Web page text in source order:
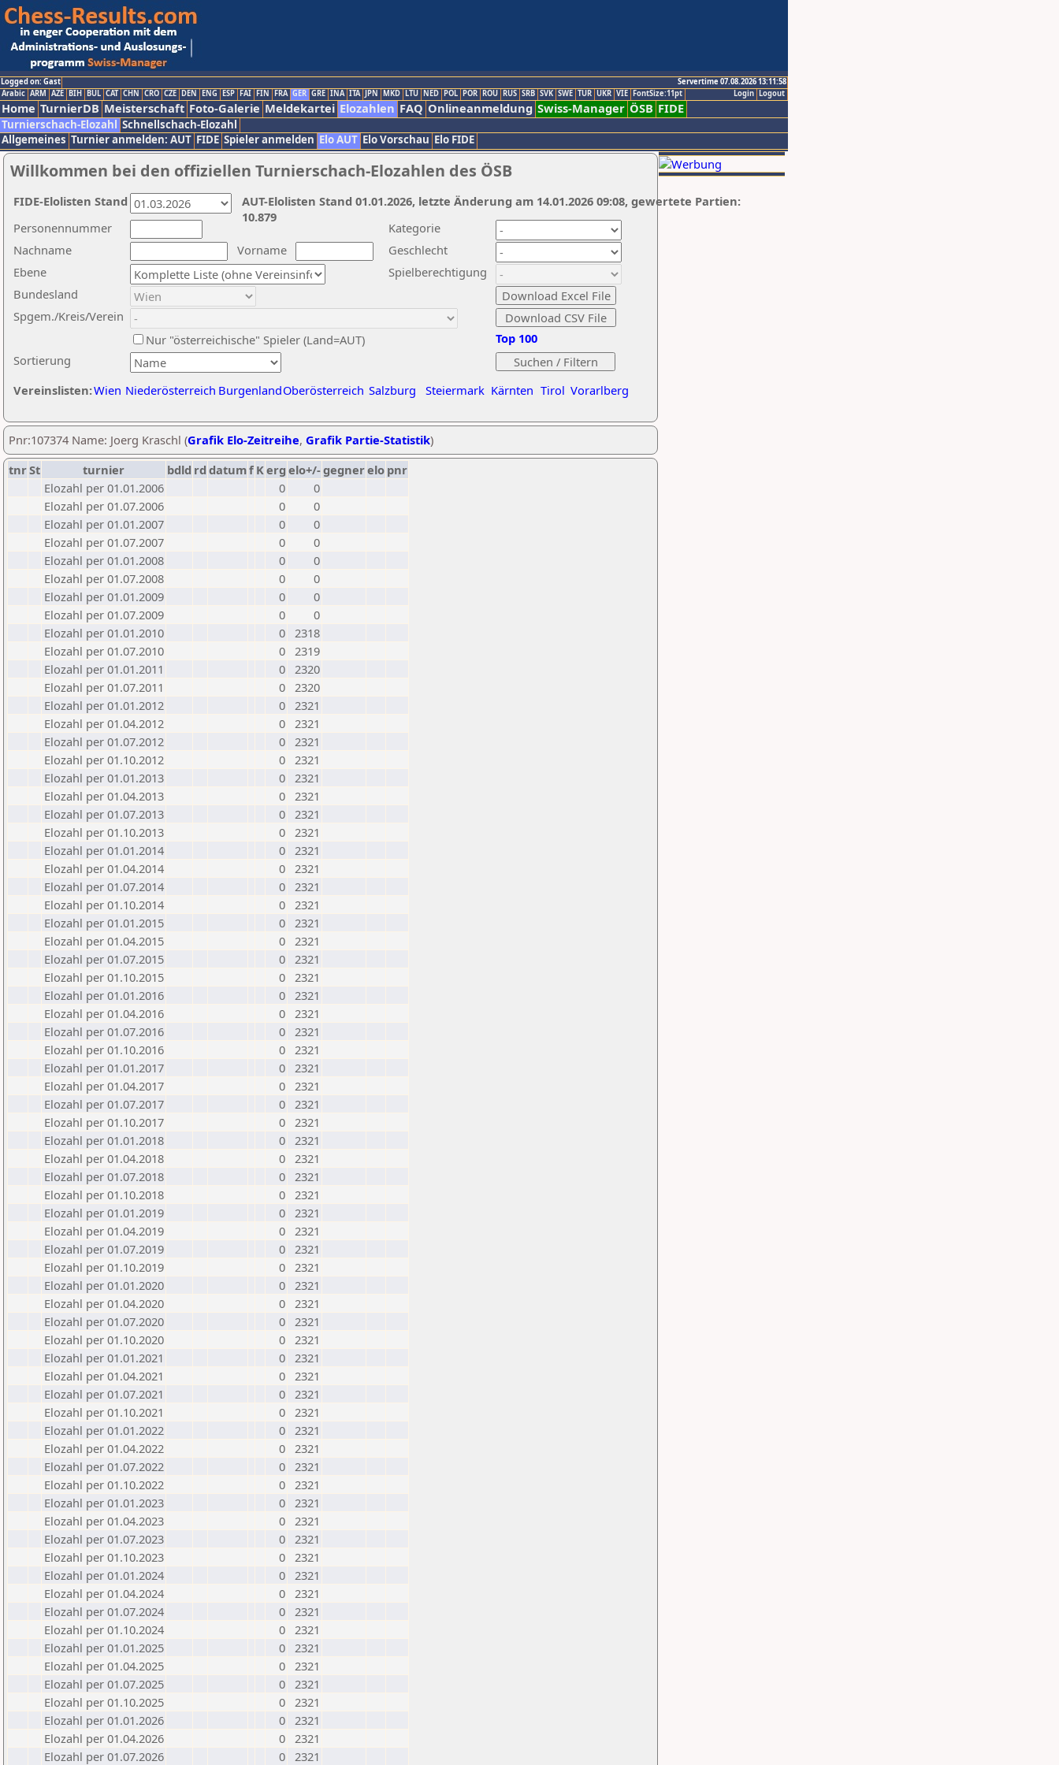
Logged on: Gast
Servertime 07.08.2026 13:11:58
Logout
Login
Arabic ARM AZE BIH BUL CAT CHN CRO CZE DEN ENG ESP FAI FIN FRA GER GRE INA ITA JPN MKD LTU NED POL POR ROU RUS SRB SVK SWE TUR UKR VIE FontSize:11pt
Home TurnierDB Meisterschaft Foto-Galerie Meldekartei Elozahlen FAQ Onlineanmeldung Swiss-Manager ÖSB FIDE
Turnierschach-Elozahl Schnellschach-Elozahl
Allgemeines Turnier anmelden: AUT FIDE Spieler anmelden Elo AUT Elo Vorschau Elo FIDE
Willkommen bei den offiziellen Turnierschach-Elozahlen des ÖSB
Nachname
Vorname
Ebene
Kategorie
Sortierung
Personennummer
Bundesland
Spgem./Kreis/Verein
Geschlecht
Nur "österreichische" Spieler (Land=AUT)
Spielberechtigung
Vereinslisten:Wien Niederösterreich BurgenlandOberösterreich Salzburg Steiermark Kärnten Tirol Vorarlberg
Top 100
AUT-Elolisten Stand 01.01.2026, letzte Änderung am 14.01.2026 09:08, gewertete Partien:
10.879
FIDE-Elolisten Stand
Pnr:107374 Name: Joerg Kraschl (Grafik Elo-Zeitreihe, Grafik Partie-Statistik)
tnrSt turnier bdld rd datumf Kerg elo+/-gegnerelo pnr
Elozahl per 01.01.2006
0
0
Elozahl per 01.07.2006
0
0
Elozahl per 01.01.2007
0
0
Elozahl per 01.07.2007
0
0
Elozahl per 01.01.2008
0
0
Elozahl per 01.07.2008
0
0
Elozahl per 01.01.2009
0
0
Elozahl per 01.07.2009
0
0
Elozahl per 01.01.2010
0 2318
Elozahl per 01.07.2010
0 2319
Elozahl per 01.01.2011
0 2320
Elozahl per 01.07.2011
0 2320
Elozahl per 01.01.2012
0 2321
Elozahl per 01.04.2012
0 2321
Elozahl per 01.07.2012
0 2321
Elozahl per 01.10.2012
0 2321
Elozahl per 01.01.2013
0 2321
Elozahl per 01.04.2013
0 2321
Elozahl per 01.07.2013
0 2321
Elozahl per 01.10.2013
0 2321
Elozahl per 01.01.2014
0 2321
Elozahl per 01.04.2014
0 2321
Elozahl per 01.07.2014
0 2321
Elozahl per 01.10.2014
0 2321
Elozahl per 01.01.2015
0 2321
Elozahl per 01.04.2015
0 2321
Elozahl per 01.07.2015
0 2321
Elozahl per 01.10.2015
0 2321
Elozahl per 01.01.2016
0 2321
Elozahl per 01.04.2016
0 2321
Elozahl per 01.07.2016
0 2321
Elozahl per 01.10.2016
0 2321
Elozahl per 01.01.2017
0 2321
Elozahl per 01.04.2017
0 2321
Elozahl per 01.07.2017
0 2321
Elozahl per 01.10.2017
0 2321
Elozahl per 01.01.2018
0 2321
Elozahl per 01.04.2018
0 2321
Elozahl per 01.07.2018
0 2321
Elozahl per 01.10.2018
0 2321
Elozahl per 01.01.2019
0 2321
Elozahl per 01.04.2019
0 2321
Elozahl per 01.07.2019
0 2321
Elozahl per 01.10.2019
0 2321
Elozahl per 01.01.2020
0 2321
Elozahl per 01.04.2020
0 2321
Elozahl per 01.07.2020
0 2321
Elozahl per 01.10.2020
0 2321
Elozahl per 01.01.2021
0 2321
Elozahl per 01.04.2021
0 2321
Elozahl per 01.07.2021
0 2321
Elozahl per 01.10.2021
0 2321
Elozahl per 01.01.2022
0 2321
Elozahl per 01.04.2022
0 2321
Elozahl per 01.07.2022
0 2321
Elozahl per 01.10.2022
0 2321
Elozahl per 01.01.2023
0 2321
Elozahl per 01.04.2023
0 2321
Elozahl per 01.07.2023
0 2321
Elozahl per 01.10.2023
0 2321
Elozahl per 01.01.2024
0 2321
Elozahl per 01.04.2024
0 2321
Elozahl per 01.07.2024
0 2321
Elozahl per 01.10.2024
0 2321
Elozahl per 01.01.2025
0 2321
Elozahl per 01.04.2025
0 2321
Elozahl per 01.07.2025
0 2321
Elozahl per 01.10.2025
0 2321
Elozahl per 01.01.2026
0 2321
Elozahl per 01.04.2026
0 2321
Elozahl per 01.07.2026
0 2321